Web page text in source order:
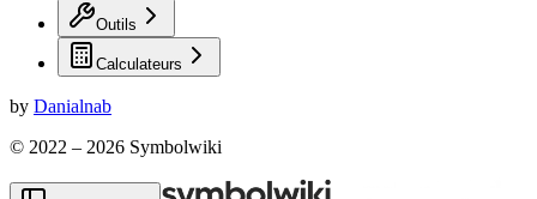
Outils
Calculateurs
by Danialnab
© 2022 – 2026 Symbolwiki